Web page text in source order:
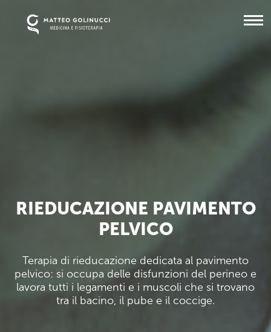
RIEDUCAZIONE PAVIMENTO
PELVICO
Terapia di rieducazione dedicata al pavimento
pelvico: si occupa delle disfunzioni del perineo e
lavora tutti i legamenti e i muscoli che si trovano
tra il bacino, il pube e il coccige.